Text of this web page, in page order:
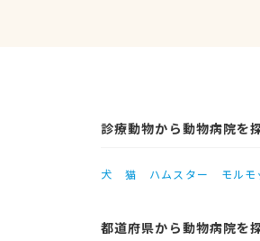
診療動物から動物病院を
犬 猫 ハムスター モルモ
都道府県から動物病院を